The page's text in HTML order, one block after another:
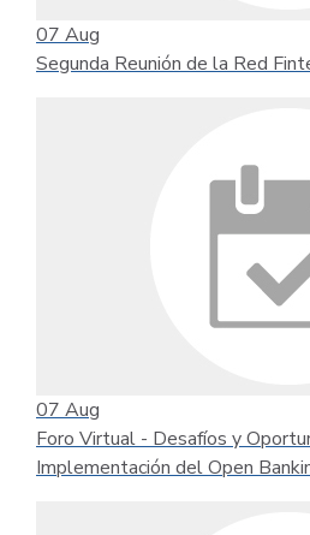
07 Aug
Segunda Reunión de la Red
07 Aug
Foro Virtual - Desafíos y
Implementación del Open